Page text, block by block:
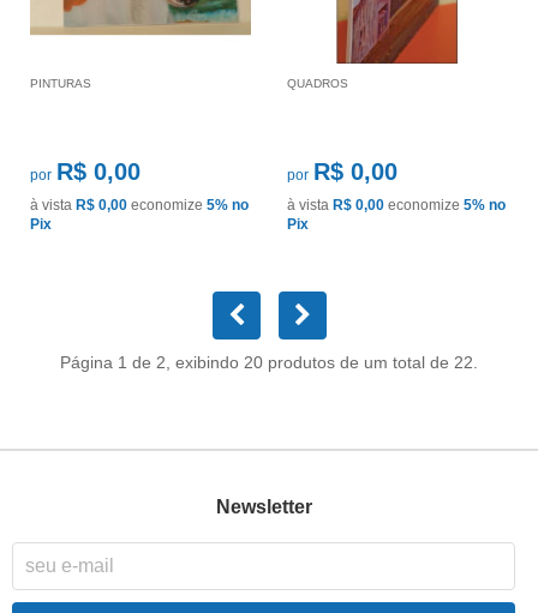
PINTURAS
por R$ 0,00
à vista R$ 0,00 economize 5% no
Pix
QUADROS
por R$ 0,00
à vista R$ 0,00 economize 5% no
Pix
Página 1 de 2, exibindo 20 produtos de um total de 22.
Newsletter